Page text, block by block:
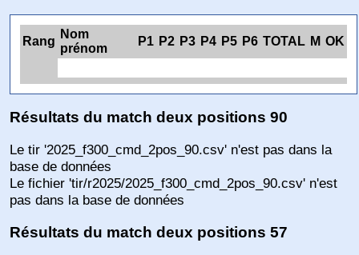
Rang
Nom
prénom
P1 P2 P3 P4 P5 P6 TOTAL M OK
Résultats du match deux positions 90
Le tir '2025_f300_cmd_2pos_90.csv' n'est pas dans la
base de données
Le fichier 'tir/r2025/2025_f300_cmd_2pos_90.csv' n'est
pas dans la base de données
Résultats du match deux positions 57